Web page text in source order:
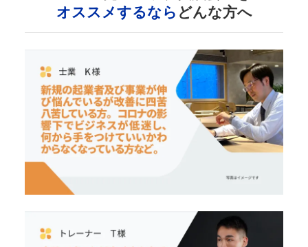
オススメするなら どんな方へ